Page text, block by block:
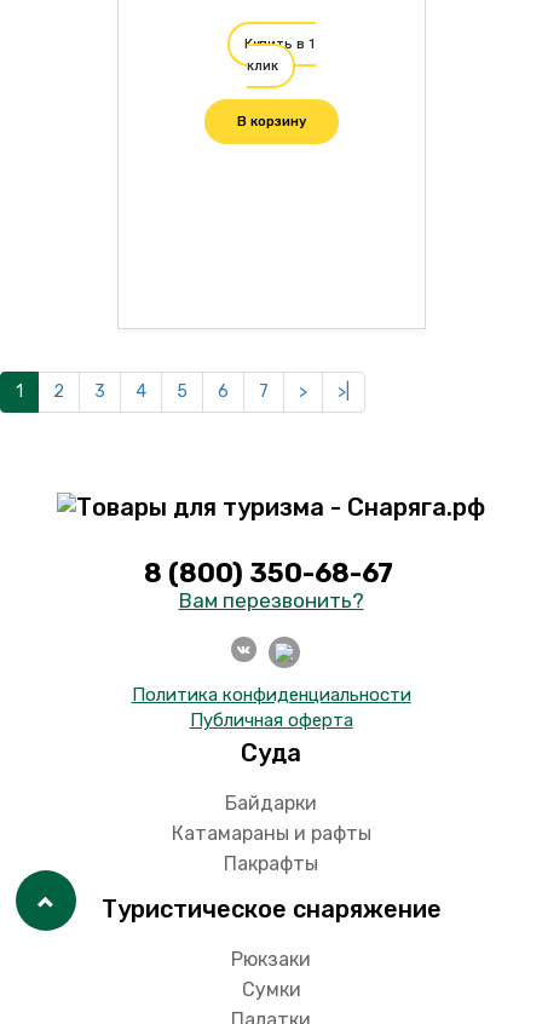
Купить в 1
клик
В корзину
1 2 3 4 5 6 7 > >|
8 (800) 350-68-67
Вам перезвонить?
Политика конфиденциальности
Публичная оферта
Суда
Байдарки
Катамараны и рафты
Пакрафты
Туристическое снаряжение
Рюкзаки
Сумки